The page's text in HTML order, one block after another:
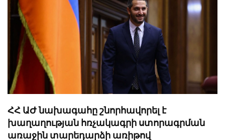
ՀՀ ԱԺ նախագահը շնորհավորել է
խաղաղության հռչակագրի ստորագրման
առաջին տարեդարձի առիթով